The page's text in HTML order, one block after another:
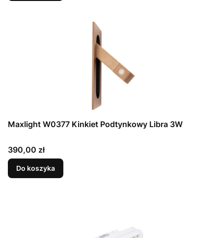
Maxlight W0377 Kinkiet Podtynkowy Libra 3W
Cena
390,00 zł
Do koszyka